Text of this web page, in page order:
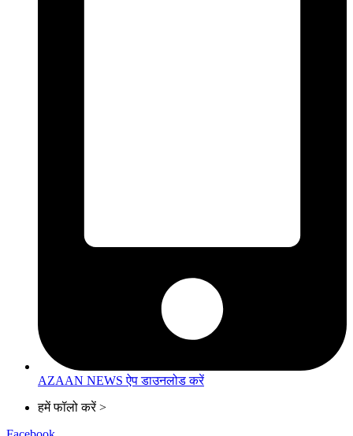
AZAAN NEWS ऐप डाउनलोड करें
हमें फॉलो करें >